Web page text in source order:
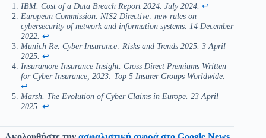
IBM. Cost of a Data Breach Report 2024. July 2024. ↩︎
European Commission. NIS2 Directive: new rules on
cybersecurity of network and information systems. 14 December
2022. ↩︎
Munich Re. Cyber Insurance: Risks and Trends 2025. 3 April
2025. ↩︎
Insuramore Insurance Insight. Gross Direct Premiums Written
for Cyber Insurance, 2023: Top 5 Insurer Groups Worldwide.
↩︎
Marsh. The Evolution of Cyber Claims in Europe. 23 April
2025. ↩︎